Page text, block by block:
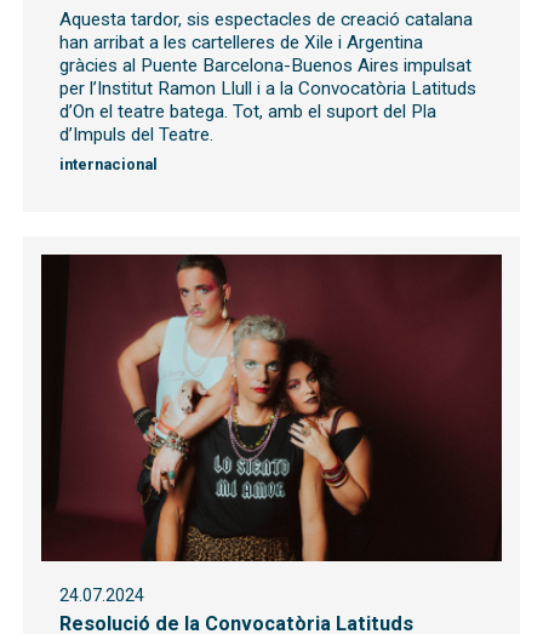
Aquesta tardor, sis espectacles de creació catalana
han arribat a les cartelleres de Xile i Argentina
gràcies al Puente Barcelona-Buenos Aires impulsat
per l’Institut Ramon Llull i a la Convocatòria Latituds
d’On el teatre batega. Tot, amb el suport del Pla
d’Impuls del Teatre.
internacional
24.07.2024
Resolució de la Convocatòria Latituds